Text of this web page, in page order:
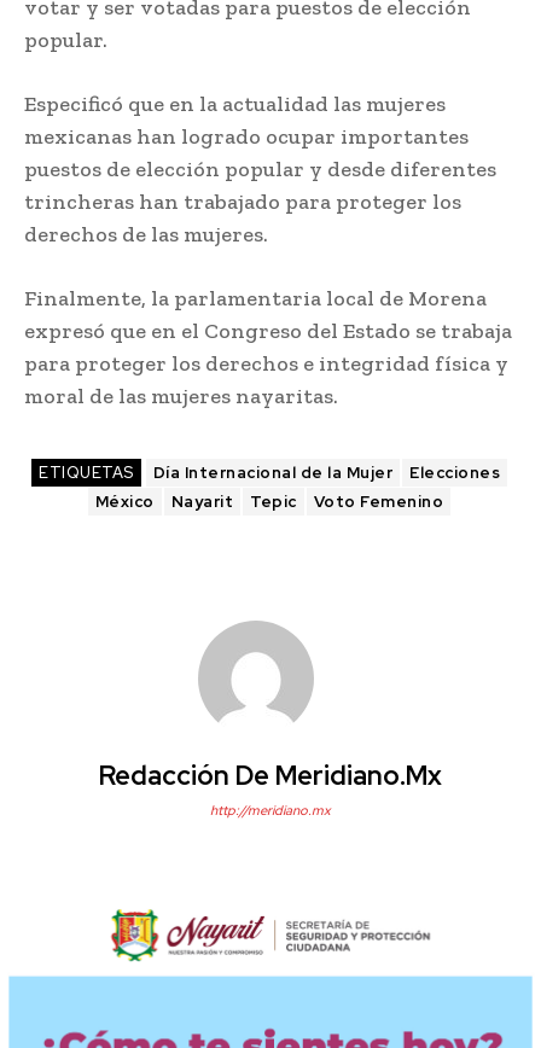
votar y ser votadas para puestos de elección
popular.
Especificó que en la actualidad las mujeres
mexicanas han logrado ocupar importantes
puestos de elección popular y desde diferentes
trincheras han trabajado para proteger los
derechos de las mujeres.
Finalmente, la parlamentaria local de Morena
expresó que en el Congreso del Estado se trabaja
para proteger los derechos e integridad física y
moral de las mujeres nayaritas.
ETIQUETAS Día Internacional de la Mujer
Elecciones
México
Nayarit Tepic Voto Femenino
Redacción De Meridiano.mx
http://meridiano.mx